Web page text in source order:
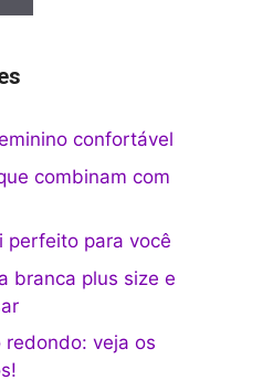
confortável
combinam com
perfeito para você
branca plus size e
redondo: veja os